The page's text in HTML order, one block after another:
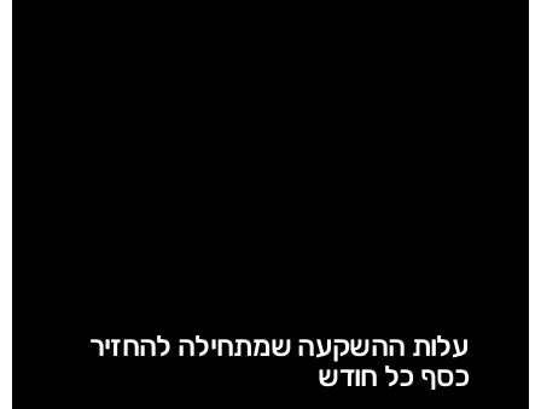
עלות ההשקעה שמתחילה להחזיר
כסף כל חודש